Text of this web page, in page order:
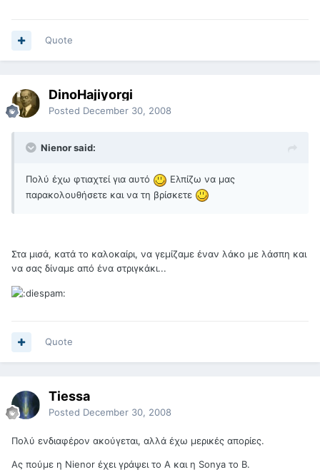
Quote
DinoHajiyorgi
Posted December 30, 2008
Nienor said:
Πολύ έχω φτιαχτεί για αυτό
Ελπίζω να μας
παρακολουθήσετε και να τη βρίσκετε
Στα μισά, κατά το καλοκαίρι, να γεμίζαμε έναν λάκο με λάσπη και
να σας δίναμε από ένα στριγκάκι...
Quote
Tiessa
Posted December 30, 2008
Πολύ ενδιαφέρον ακούγεται, αλλά έχω μερικές απορίες.
Ας πούμε η Nienor έχει γράψει το Α και η Sonya το Β.